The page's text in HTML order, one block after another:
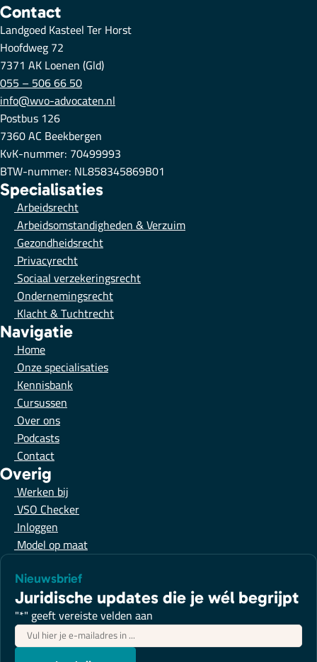
Contact
Landgoed Kasteel Ter Horst
Hoofdweg 72
7371 AK Loenen (Gld)
055 – 506 66 50
info@wvo-advocaten.nl
Postbus 126
7360 AC Beekbergen
KvK-nummer: 70499993
BTW-nummer: NL858345869B01
Specialisaties
Arbeidsrecht
Arbeidsomstandigheden & Verzuim
Gezondheidsrecht
Privacyrecht
Sociaal verzekeringsrecht
Ondernemingsrecht
Klacht & Tuchtrecht
Navigatie
Home
Onze specialisaties
Kennisbank
Cursussen
Over ons
Podcasts
Contact
Overig
Werken bij
VSO Checker
Inloggen
Model op maat
Nieuwsbrief
Juridische updates die je wél begrijpt
"*" geeft vereiste velden aan
E-
mailadres*